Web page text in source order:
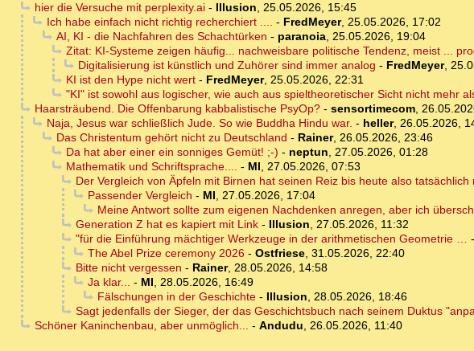
hier die Versuche mit perplexity.ai- Illusion, 25.05.2026, 15:45
Ich habe einfach nicht richtig recherchiert .... - FredMeyer, 25.05.2026, 17:02
AI, KI - die Nachfahren des Schachtürken - paranoia, 25.05.2026, 19:04
Zitat: KI-Systeme zeigen häufig... nachweisbare politische Tendenz, meist ...
Digitalisierung ist künstlich und Zuhörer sind immer analog - FredMeyer,
KI ist den Hype nicht wert- FredMeyer, 25.05.2026, 22:31
"KI" ist sowohl aus logischer, wie auch aus spieltheoretischer Sicht nicht mehr
Haarsträubend. Die Offenbarung kabbalistische PsyOp?- sensortimecom,
Naja, Jesus war schließlich Jude. So wie Buddha Hindu war. - heller, 26.05.2026,
Das Christentum gehört nicht zu Deutschland - Rainer, 26.05.2026, 23:46
Da hat aber einer ein sonniges Gemüt! ;-) - neptun, 27.05.2026, 01:28
Mathematik und Schriftsprache.... - MI, 27.05.2026, 07:53
Der Vergleich von Äpfeln mit Birnen hat seinen Reiz bis heute also
Passender Vergleich - MI, 27.05.2026, 17:04
Meine Antwort sollte zum eigenen Nachdenken anregen, aber ich
Generation Z hat es kapiert mit Link- Illusion, 27.05.2026, 11:32
"für die Einführung mächtiger Werkzeuge in der arithmetischen Geometrie … -
The Abel Prize ceremony 2026- Ostfriese, 31.05.2026, 22:40
Bitte nicht vergessen - Rainer, 28.05.2026, 14:58
Ja klar... - MI, 28.05.2026, 16:49
Fälschungen in der Geschichte- Illusion, 28.05.2026, 18:46
Sagt jedenfalls der Sieger, der das Geschichtsbuch nach seinem Duktus
Schöner Kaninchenbau, aber unmöglich... - Andudu, 26.05.2026, 11:40